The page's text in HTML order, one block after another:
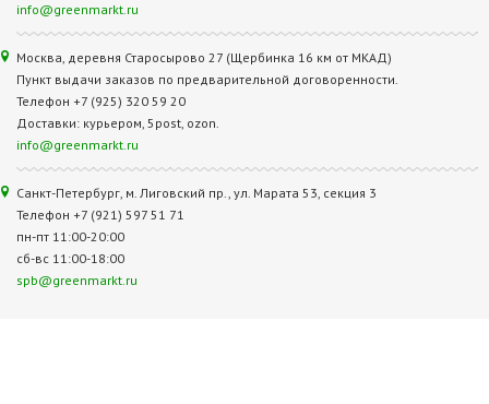
info@greenmarkt.ru
Москва, деревня Старосырово 27 (Щербинка 16 км от МКАД)
Пункт выдачи заказов по предварительной договоренности.
Телефон +7 (925) 320 59 20
Доставки: курьером, 5post, ozon.
info@greenmarkt.ru
Санкт-Петербург, м. Лиговский пр., ул. Марата 53, секция 3
Телефон +7 (921) 597 51 71
пн-пт 11:00-20:00
сб-вс 11:00-18:00
spb@greenmarkt.ru